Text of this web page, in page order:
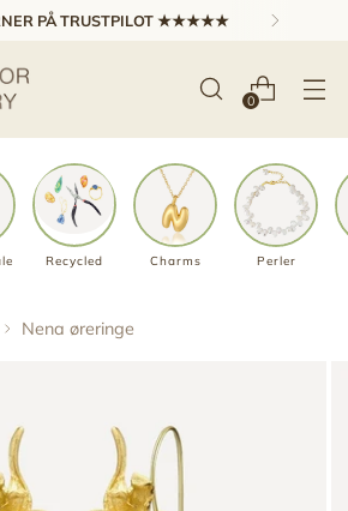
PÅ TRUSTPILOT ★★★★★
0
Recycled Charms Perler
Nena øreringe